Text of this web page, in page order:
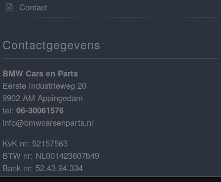
Contact
Contactgegevens
BMW Cars en Parts
Eerste Industrieweg 20
9902 AM Appingedam
tel: 06-30061576
info@bmwcarsenparts.nl
KvK nr: 52157563
BTW nr: NL001423607b49
Bank nr: 52.43.94.334